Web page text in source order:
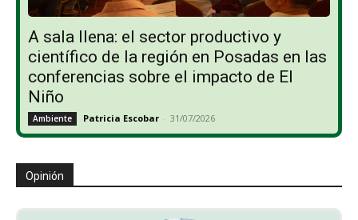
A sala llena: el sector productivo y
científico de la región en Posadas en las
conferencias sobre el impacto de El
Niño
Ambiente Patricia Escobar - 31/07/2026
Opinión